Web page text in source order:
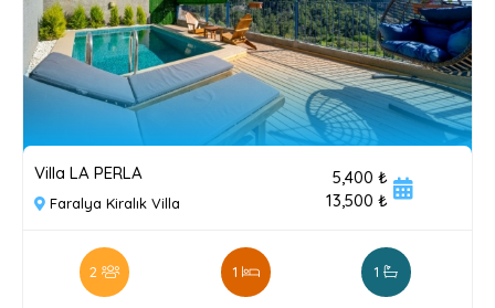
Villa LA PERLA
Faralya Kiralık Villa
5,400 ₺
13,500 ₺
2 1 1